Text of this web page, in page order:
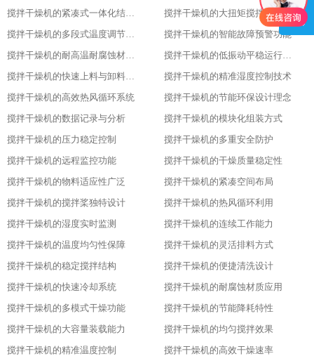
搅拌干燥机的紧凑式一体化结构布局
搅拌干燥机的大扭矩搅拌动力输出
搅拌干燥机的多段式温度调节模式
搅拌干燥机的智能故障预警功能
搅拌干燥机的耐高温耐腐蚀材质选用
搅拌干燥机的低振动平稳运行特性
搅拌干燥机的快速上料与卸料设计
搅拌干燥机的精准湿度控制技术
搅拌干燥机的高效热风循环系统
搅拌干燥机的节能环保设计理念
搅拌干燥机的数据记录与分析
搅拌干燥机的模块化组装方式
搅拌干燥机的压力稳定控制
搅拌干燥机的多重安全防护
搅拌干燥机的远程监控功能
搅拌干燥机的干燥质量稳定性
搅拌干燥机的物料适应性广泛
搅拌干燥机的紧凑空间布局
搅拌干燥机的搅拌桨独特设计
搅拌干燥机的热风循环利用
搅拌干燥机的湿度实时监测
搅拌干燥机的连续工作能力
搅拌干燥机的温度均匀性保障
搅拌干燥机的灵活排料方式
搅拌干燥机的稳定搅拌结构
搅拌干燥机的便捷清洗设计
搅拌干燥机的快速冷却系统
搅拌干燥机的耐腐蚀材质应用
搅拌干燥机的多模式干燥功能
搅拌干燥机的节能降耗特性
搅拌干燥机的大容量装载能力
搅拌干燥机的均匀搅拌效果
搅拌干燥机的精准温度控制
搅拌干燥机的高效干燥速率